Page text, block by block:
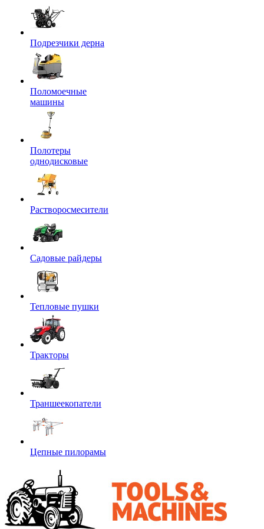
Подрезчики дерна
Поломоечные
машины
Полотеры
однодисковые
Растворосмесители
Садовые райдеры
Тепловые пушки
Тракторы
Траншеекопатели
Цепные пилорамы